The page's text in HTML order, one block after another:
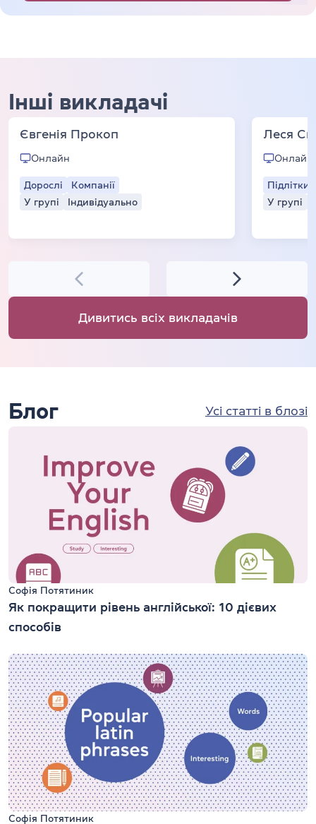
Інші викладачі
Євгенія Прокоп
Онлайн
Дорослі
Компанії
У групі
Індивідуально
Леся
Онлайн
Підлітки
У групі
Дивитись всіх викладачів
Блог Усі статті в блозі
Софія Потятиник
Як покращити рівень англійської: 10 дієвих
способів
Софія Потятиник